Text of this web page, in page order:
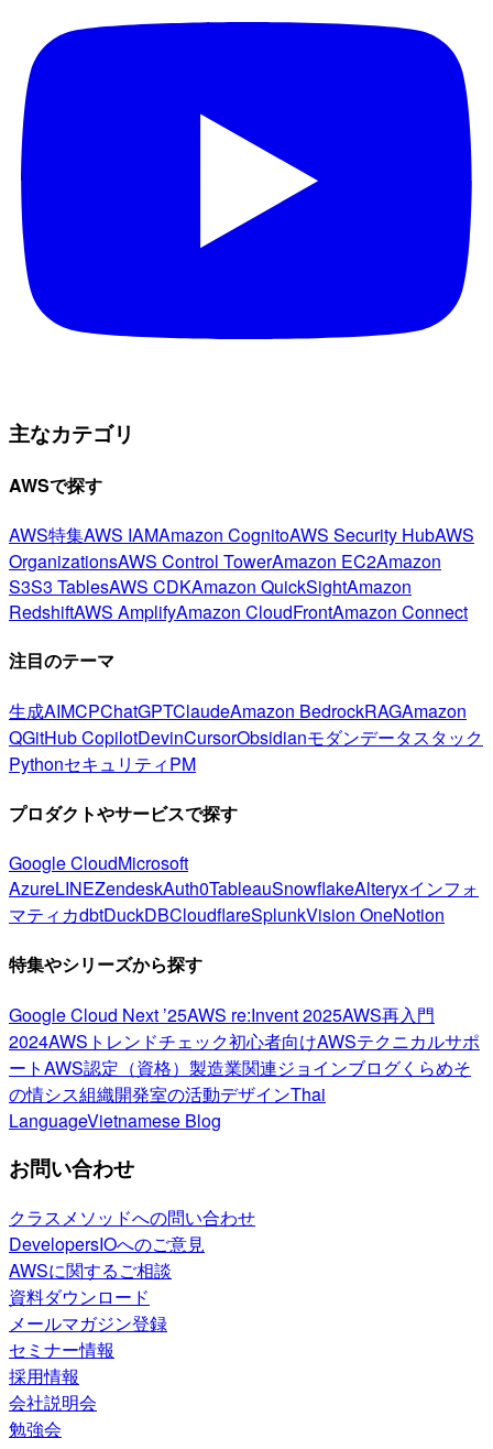
主なカテゴリ
AWSで探す
AWS特集AWS IAMAmazon CognitoAWS Security HubAWS
OrganizationsAWS Control TowerAmazon EC2Amazon
S3S3 TablesAWS CDKAmazon QuickSightAmazon
RedshiftAWS AmplifyAmazon CloudFrontAmazon Connect
注目のテーマ
生成AIMCPChatGPTClaudeAmazon BedrockRAGAmazon
QGitHub CopilotDevinCursorObsidianモダンデータスタック
PythonセキュリティPM
プロダクトやサービスで探す
Google CloudMicrosoft
AzureLINEZendeskAuth0TableauSnowflakeAlteryxインフォ
マティカdbtDuckDBCloudflareSplunkVision OneNotion
特集やシリーズから探す
Google Cloud Next ’25AWS re:Invent 2025AWS再入門
2024AWSトレンドチェック初心者向けAWSテクニカルサポ
ートAWS認定（資格） 製造業関連ジョインブログくらめそ
の情シス組織開発室の活動デザインThai
LanguageVietnamese Blog
お問い合わせ
クラスメソッドへの問い合わせ
DevelopersIOへのご意見
AWSに関するご相談
資料ダウンロード
メールマガジン登録
セミナー情報
採用情報
会社説明会
勉強会